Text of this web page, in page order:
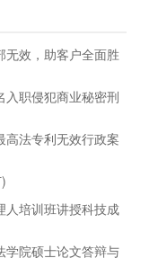
无效，助客户全面胜
入职侵犯商业秘密刑
高法专利无效行政案
人培训班讲授科技成
学院硕士论文答辩与